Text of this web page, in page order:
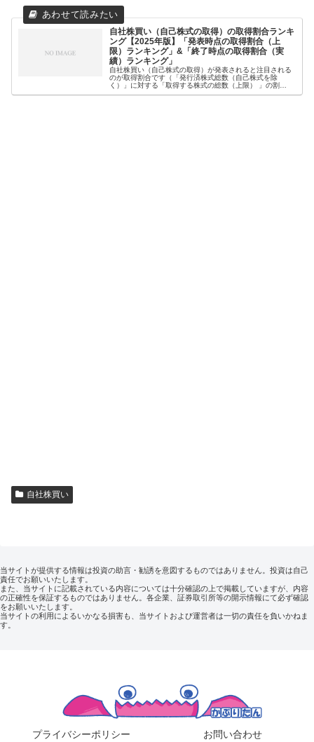
自社株買い（自己株式の取得）の取得割合ランキ
ング【2025年版】「発表時点の取得割合（上
限）ランキング」&「終了時点の取得割合（実
績）ランキング」
自社株買い（自己株式の取得）が発表されると注目される
のが取得割合です（「発行済株式総数（自己株式を除
く）」に対する「取得する株式の総数（上限） 」の割
自社株買い
当サイトが提供する情報は投資の助言・勧誘を意図するものではありません。投資は自己
責任でお願いいたします。
また、当サイトに記載されている内容については十分確認の上で掲載していますが、内容
の正確性を保証するものではありません。各企業、証券取引所等の開示情報にて必ず確認
をお願いいたします。
当サイトの利用によるいかなる損害も、当サイトおよび運営者は一切の責任を負いかねま
す。
プライバシーポリシー お問い合わせ